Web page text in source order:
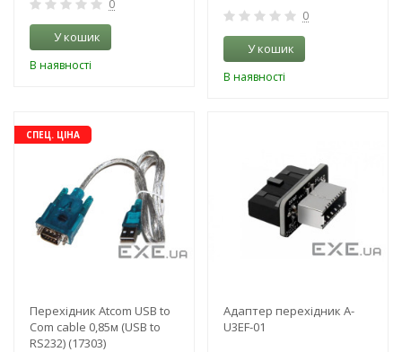
0
У кошик
В наявності
0
У кошик
В наявності
СПЕЦ. ЦІНА
Перехідник Atcom USB to
Com cable 0,85м (USB to
RS232) (17303)
Адаптер перехідник A-
U3EF-01